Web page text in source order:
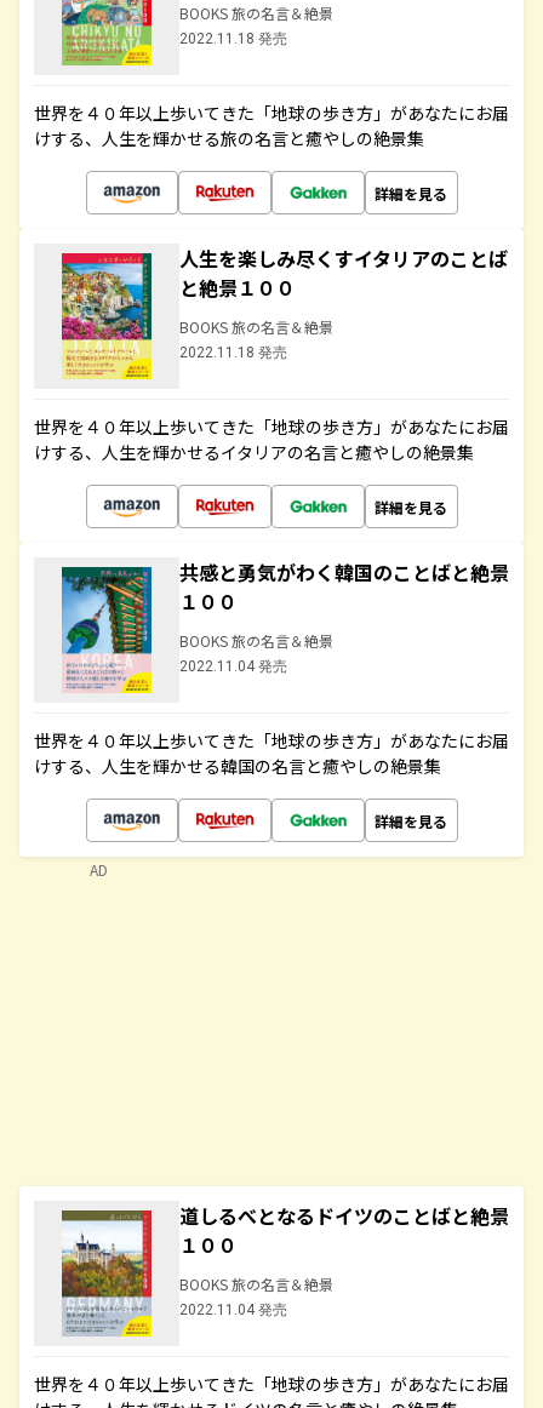
BOOKS 旅の名言＆絶景
2022.11.18 発売
世界を４０年以上歩いてきた「地球の歩き方」があなたにお届
けする、人生を輝かせる旅の名言と癒やしの絶景集
詳細を見る
人生を楽しみ尽くすイタリアのことば
と絶景１００
BOOKS 旅の名言＆絶景
2022.11.18 発売
世界を４０年以上歩いてきた「地球の歩き方」があなたにお届
けする、人生を輝かせるイタリアの名言と癒やしの絶景集
詳細を見る
共感と勇気がわく韓国のことばと絶景
１００
BOOKS 旅の名言＆絶景
2022.11.04 発売
世界を４０年以上歩いてきた「地球の歩き方」があなたにお届
けする、人生を輝かせる韓国の名言と癒やしの絶景集
詳細を見る
道しるべとなるドイツのことばと絶景
１００
BOOKS 旅の名言＆絶景
2022.11.04 発売
世界を４０年以上歩いてきた「地球の歩き方」があなたにお届
AD